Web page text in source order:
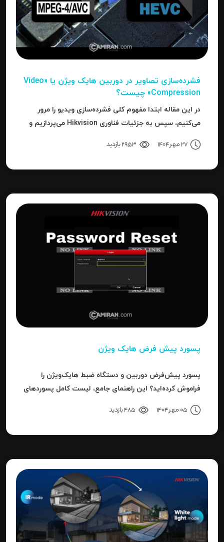
فشرده‌سازی تصاویر در دوربین‌ هایک ویژن یا «Video
Compression» چیست؟
در این مقاله ابتدا مفهوم کلی فشرده‌سازی ویدیو را مرور
می‌کنیم، سپس به جزئیات فناوری Hikvision می‌پردازیم و
نتیجه می‌رسیم.
27 مهر 1404 2953 بازدید
پسورد پیش فرض هایک ویژن
پسورد پیش‌فرض دوربین و دستگاه ضبط هایک‌ویژن را
فراموش کرده‌اید؟ این راهنمای جامع، لیست کامل پسوردهای
"Invalid Password" را آموزش می‌دهد.
05 مهر 1404 485 بازدید